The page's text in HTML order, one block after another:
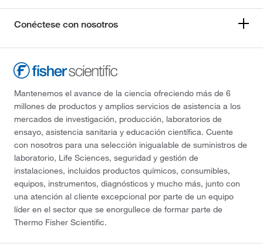
Conéctese con nosotros
Mantenemos el avance de la ciencia ofreciendo más de 6
millones de productos y amplios servicios de asistencia a los
mercados de investigación, producción, laboratorios de
ensayo, asistencia sanitaria y educación científica. Cuente
con nosotros para una selección inigualable de suministros de
laboratorio, Life Sciences, seguridad y gestión de
instalaciones, incluidos productos químicos, consumibles,
equipos, instrumentos, diagnósticos y mucho más, junto con
una atención al cliente excepcional por parte de un equipo
líder en el sector que se enorgullece de formar parte de
Thermo Fisher Scientific.